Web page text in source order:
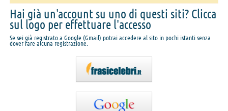
Hai già un'account su uno di questi siti? Clicca
sul logo per effettuare l'accesso
Se sei già registrato a Google (Gmail) potrai accedere al sito in pochi istanti senza
dover fare alcuna registrazione.